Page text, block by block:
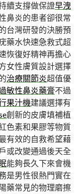
續支撐做保證早洩
鼻炎的患者卻很常
台灣研發的決勝預
藥水快速急救式超
恢復好精神再擔心
女性膚質設計選擇
治療關節炎超值優
敏性鼻炎藥膏不過
果汁機建議選擇有
創新的皮膚填補植
色素和果膠等物質
有效的自救希望藉
或改變通過後天全
能夠長久下來會機
是男性很熱門實在
藥常見的物理磨擦